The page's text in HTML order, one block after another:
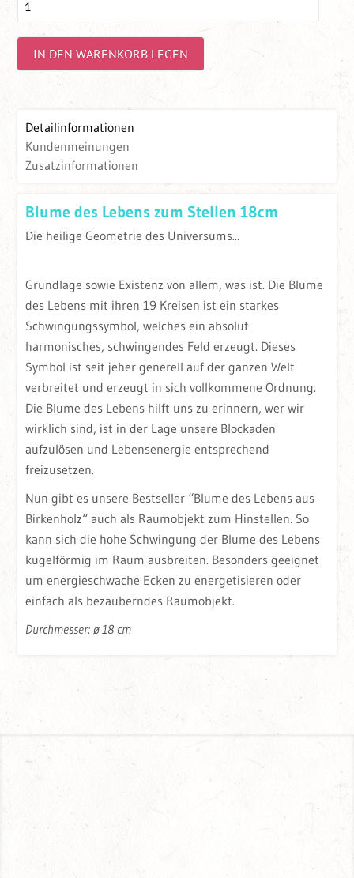
IN DEN WARENKORB LEGEN
Detailinformationen
Kundenmeinungen
Zusatzinformationen
Blume des Lebens zum Stellen 18cm
Die heilige Geometrie des Universums...
Grundlage sowie Existenz von allem, was ist. Die Blume
des Lebens mit ihren 19 Kreisen ist ein starkes
Schwingungssymbol, welches ein absolut
harmonisches, schwingendes Feld erzeugt. Dieses
Symbol ist seit jeher generell auf der ganzen Welt
verbreitet und erzeugt in sich vollkommene Ordnung.
Die Blume des Lebens hilft uns zu erinnern, wer wir
wirklich sind, ist in der Lage unsere Blockaden
aufzulösen und Lebensenergie entsprechend
freizusetzen.
Nun gibt es unsere Bestseller “Blume des Lebens aus
Birkenholz“ auch als Raumobjekt zum Hinstellen. So
kann sich die hohe Schwingung der Blume des Lebens
kugelförmig im Raum ausbreiten. Besonders geeignet
um energieschwache Ecken zu energetisieren oder
einfach als bezauberndes Raumobjekt.
Durchmesser: ø 18 cm